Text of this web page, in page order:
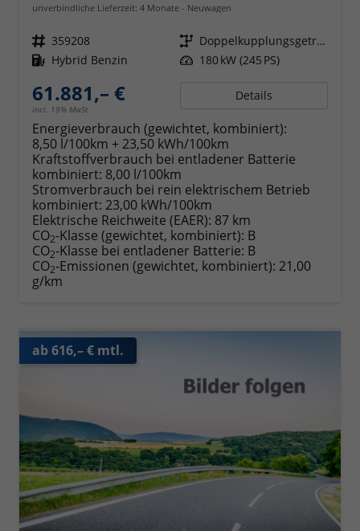
unverbindliche Lieferzeit: 4 Monate Neuwagen
Fahrzeugnr. 359208 Getriebe
Doppelkupplungsgetriebe (DSG)
Kraftstoff Hybrid Benzin Leistung 180 kW (245 PS)
61.881,– €
incl. 19% MwSt.
Details
Energieverbrauch (gewichtet, kombiniert):
8,50 l/100km + 23,50 kWh/100km
Kraftstoffverbrauch bei entladener Batterie
kombiniert: 8,00 l/100km
Stromverbrauch bei rein elektrischem Betrieb
kombiniert: 23,00 kWh/100km
Elektrische Reichweite (EAER): 87 km
CO2-Klasse (gewichtet, kombiniert): B
CO2-Klasse bei entladener Batterie: B
CO2-Emissionen (gewichtet, kombiniert): 21,00
g/km
ab 616,– € mtl.